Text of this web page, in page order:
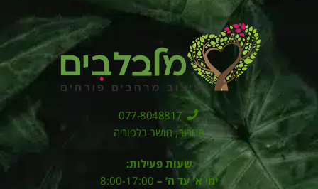
077-8048817
החרוב, מושב בלפוריה
שעות פעילות:
ימי א’ עד ה’ –